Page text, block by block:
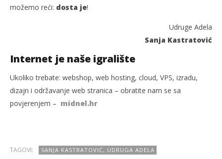
možemo reći: dosta je!
Udruge Adela
Sanja Kastratović
Internet je naše igralište
Ukoliko trebate: webshop, web hosting, cloud, VPS, izradu,
dizajn i održavanje web stranica – obratite nam se sa
povjerenjem – midnel.hr
TAGOVI: SANJA KASTRATOVIĆ, UDRUGA ADELA